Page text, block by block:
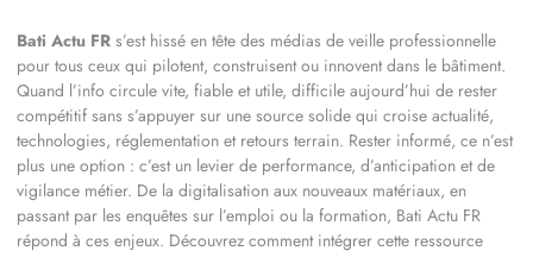
Bati Actu FR s’est hissé en tête des médias de veille professionnelle
pour tous ceux qui pilotent, construisent ou innovent dans le bâtiment.
Quand l’info circule vite, fiable et utile, difficile aujourd’hui de rester
compétitif sans s’appuyer sur une source solide qui croise actualité,
technologies, réglementation et retours terrain. Rester informé, ce n’est
plus une option : c’est un levier de performance, d’anticipation et de
vigilance métier. De la digitalisation aux nouveaux matériaux, en
passant par les enquêtes sur l’emploi ou la formation, Bati Actu FR
répond à ces enjeux. Découvrez comment intégrer cette ressource